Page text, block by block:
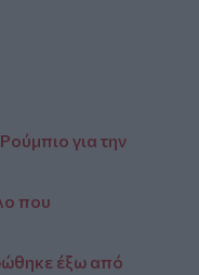
για την
που
έξω από